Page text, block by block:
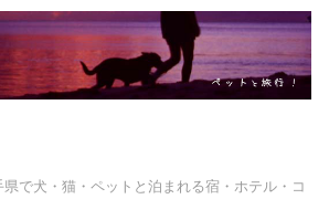
県で犬・猫・ペットと泊まれる宿・ホテル・コ